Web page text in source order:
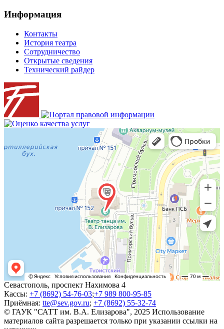
Информация
Контакты
История театра
Сотрудничество
Открытые сведения
Технический райдер
Севастополь, проспект Нахимова 4
Кассы: +7 (8692) 54-76-03;+7 989 800-95-85
Приёмная: tte@sev.gov.ru; +7 (8692) 55-32-74
© ГАУК "САТТ им. В.А. Елизарова", 2025 Использование
материалов сайта разрешается только при указании ссылки на